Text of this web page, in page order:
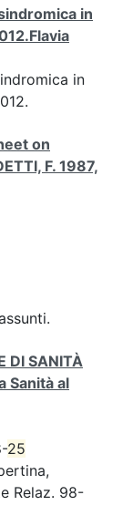
in
in
on
F. 1987,
DI SANITÀ
Sanità al
25
Relaz. 98-